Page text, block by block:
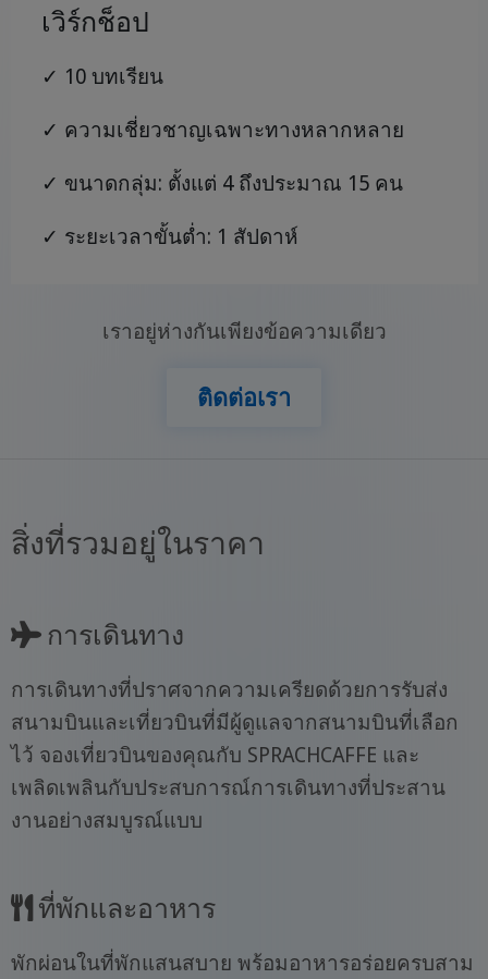
เวิร์กช็อป
✓ 10 บทเรียน
✓ ความเชี่ยวชาญเฉพาะทางหลากหลาย
✓ ขนาดกลุ่ม: ตั้งแต่ 4 ถึงประมาณ 15 คน
✓ ระยะเวลาขั้นต่ำ: 1 สัปดาห์
เราอยู่ห่างกันเพียงข้อความเดียว
ติดต่อเรา
สิ่งที่รวมอยู่ในราคา
การเดินทาง
การเดินทางที่ปราศจากความเครียดด้วยการรับส่ง
สนามบินและเที่ยวบินที่มีผู้ดูแลจากสนามบินที่เลือก
ไว้ จองเที่ยวบินของคุณกับ SPRACHCAFFE และ
เพลิดเพลินกับประสบการณ์การเดินทางที่ประสาน
งานอย่างสมบูรณ์แบบ
ที่พักและอาหาร
พักผ่อนในที่พักแสนสบาย พร้อมอาหารอร่อยครบสาม